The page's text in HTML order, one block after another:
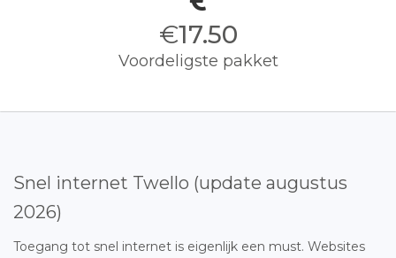
€17.50
Voordeligste pakket
Snel internet Twello (update augustus
2026)
Toegang tot snel internet is eigenlijk een must. Websites